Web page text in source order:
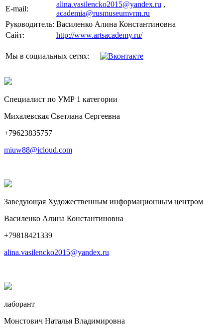
E-mail:
alina.vasilencko2015@yandex.ru ,
academia@rusmuseumvrm.ru
Руководитель: Василенко Алина Константиновна
Сайт:
http://www.artsacademy.ru/
Мы в социальных сетях:
Специалист по УМР 1 категории
Михалевская Светлана Сергеевна
+79623835757
miuw88@icloud.com
Заведующая Художественным информационным центром
Василенко Алина Константиновна
+79818421339
alina.vasilencko2015@yandex.ru
лаборант
Монстович Наталья Владимировна